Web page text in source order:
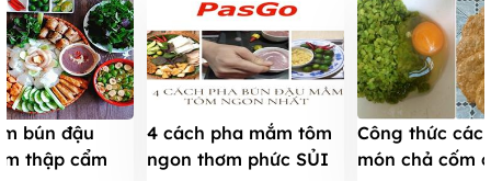
bún đậu
thập cẩm
4 cách pha mắm tôm
ngon thơm phức SỦI
Công thức
món chả cốm